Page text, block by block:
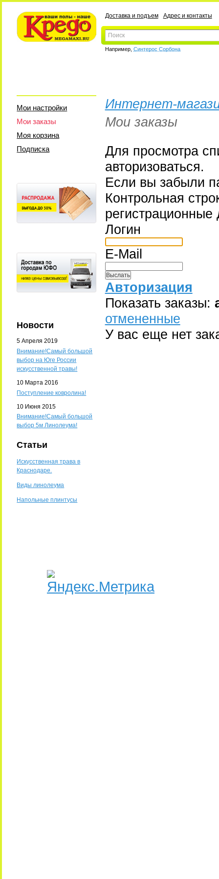
Доставка и подъем Адрес и контакты
Например, Синтерос Сорбона
Мои настройки
Мои заказы
Моя корзина
Подписка
Новости
5 Апреля 2019
Внимание!Самый большой
выбор на Юге России
искусственной травы!
10 Марта 2016
Поступление ковролина!
10 Июня 2015
Внимание!Самый большой
выбор 5м Линолеума!
Статьи
Искусственная трава в
Краснодаре.
Виды линолеума
Напольные плинтусы
Интернет-
Мои заказы
Для просмотра
авторизоваться.
Если вы забыли
Контрольная
Логин
E-Mail
Авторизация
Показать заказы:
отмененные
У вас еще нет